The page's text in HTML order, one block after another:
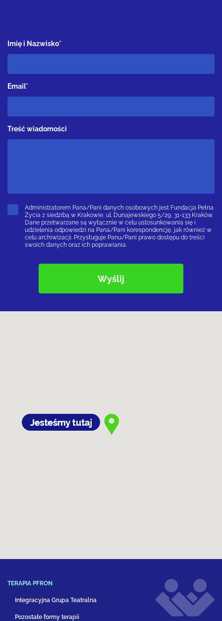
Imię i Nazwisko*
Email*
Treść wiadomości
Administratorem Pana/Pani danych osobowych jest Fundacja Pełna
Życia z siedzibą w Krakowie, ul. Dunajewskiego 5/29, 31-133 Kraków.
Dane przetwarzane są wyłącznie w celu ustosunkowania się i
udzielenia odpowiedzi na Pana/Pani korespondencję, jak również w
celu archiwizacji. Przysługuje Panu/Pani prawo dostępu do treści
swoich danych oraz ich poprawiania.
TERAPIA PFRON
Integracyjna Grupa Teatralna
Pozostałe formy terapii